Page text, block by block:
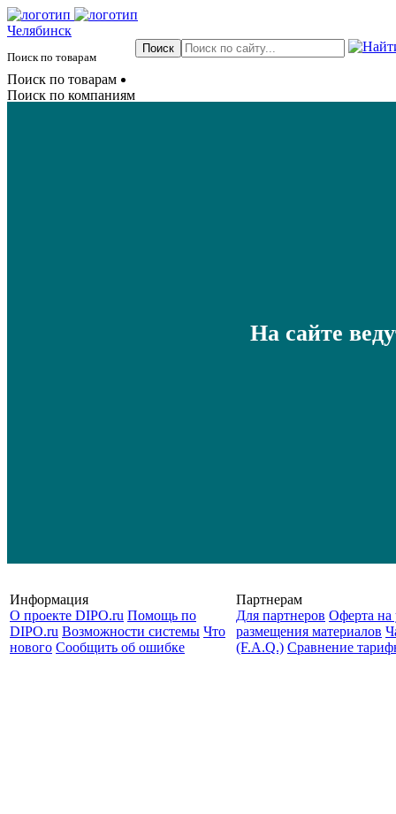
Челябинск
Поиск по товарам
Поиск по товарам
Поиск по компаниям
На сайте
Информация
О проекте DIPO.ru Помощь по
DIPO.ru Возможности системы Что
нового Сообщить об ошибке
Партнерам
Для партнеров Оферта на
размещения материалов
(F.A.Q.) Cравнение